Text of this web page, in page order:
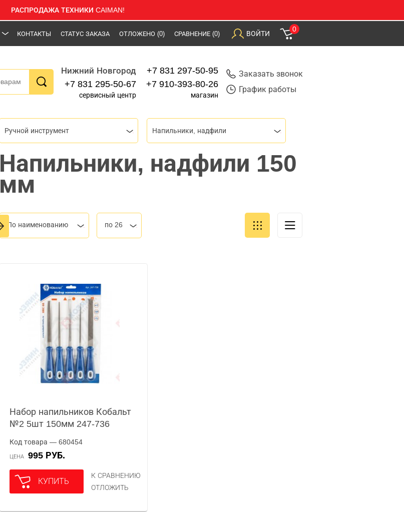
РАСПРОДАЖА ТЕХНИКИ CAIMAN!
КОНТАКТЫ СТАТУС ЗАКАЗА ОТЛОЖЕНО (0) СРАВНЕНИЕ (0) ВОЙТИ
0
Нижний Новгород
+7 831 295-50-67
сервисный центр
+7 831 297-50-95
+7 910-393-80-26
магазин
Заказать звонок
График работы
Ручной инструмент Напильники, надфили
Напильники, надфили 150
мм
По наименованию по 26
Набор напильников Кобальт
№2 5шт 150мм 247-736
Код товара — 680454
ЦЕНА 995 РУБ.
КУПИТЬ
К СРАВНЕНИЮ
ОТЛОЖИТЬ